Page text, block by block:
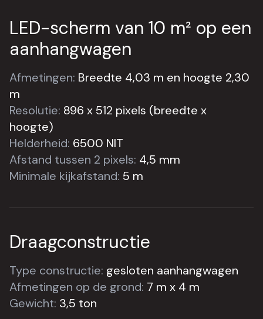
LED-scherm van 10 m² op een
aanhangwagen
Afmetingen: Breedte 4,03 m en hoogte 2,30
m
Resolutie: 896 x 512 pixels (breedte x
hoogte)
Helderheid: 6500 NIT
Afstand tussen 2 pixels: 4,5 mm
Minimale kijkafstand: 5 m
Draagconstructie
Type constructie: gesloten aanhangwagen
Afmetingen op de grond: 7 m x 4 m
Gewicht: 3,5 ton